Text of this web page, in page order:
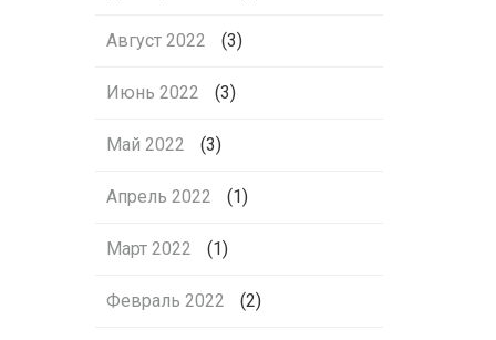
Август 2022 (3)
Июнь 2022 (3)
Май 2022 (3)
Апрель 2022 (1)
Март 2022 (1)
Февраль 2022 (2)